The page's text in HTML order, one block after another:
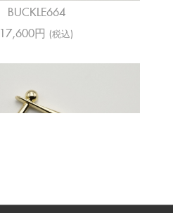
BUCKLE664
17,600円 (税込)